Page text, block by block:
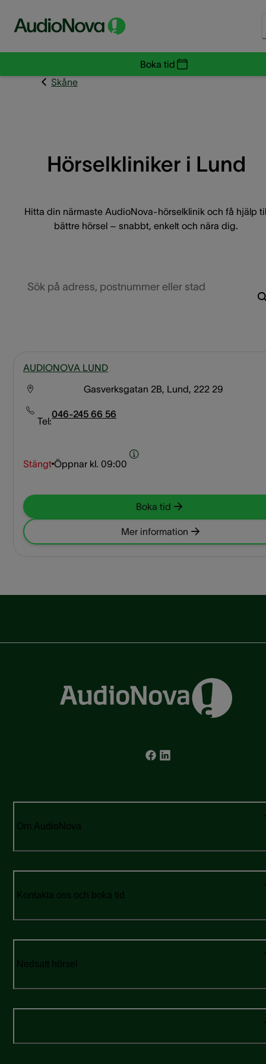
Boka tid
Skåne
Hörselkliniker i Lund
Hitta din närmaste AudioNova-hörselklinik och få hjälp
bättre hörsel – snabbt, enkelt och nära dig.
Sök på adress, postnummer eller stad
AUDIONOVA LUND
Gasverksgatan 2B, Lund, 222 29
Tel:
046-245 66 56
Stängt Öppnar kl. 09:00
Boka tid
Mer information
Om AudioNova
Kontakta oss och boka tid
Nedsatt hörsel